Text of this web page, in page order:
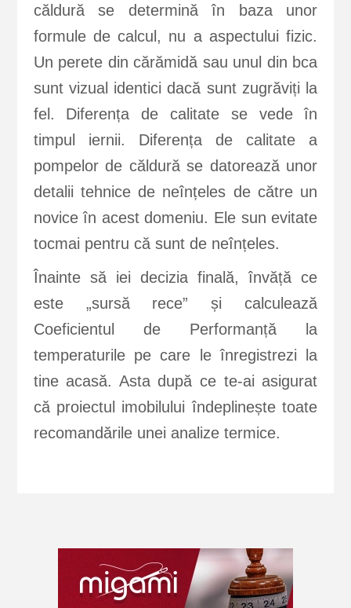
căldură se determină în baza unor
formule de calcul, nu a aspectului fizic.
Un perete din cărămidă sau unul din bca
sunt vizual identici dacă sunt zugrăviți la
fel. Diferența de calitate se vede în
timpul iernii. Diferența de calitate a
pompelor de căldură se datorează unor
detalii tehnice de neînțeles de către un
novice în acest domeniu. Ele sun evitate
tocmai pentru că sunt de neînțeles.
Înainte să iei decizia finală, învăță ce
este „sursă rece” și calculează
Coeficientul de Performanță la
temperaturile pe care le înregistrezi la
tine acasă. Asta după ce te-ai asigurat
că proiectul imobilului îndeplinește toate
recomandările unei analize termice.